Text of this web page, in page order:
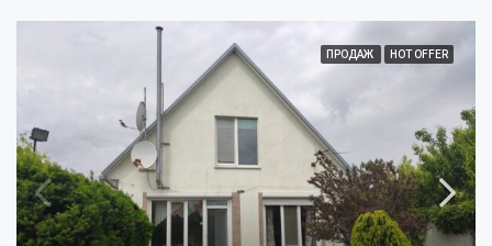
ПРОДАЖ HOT OFFER